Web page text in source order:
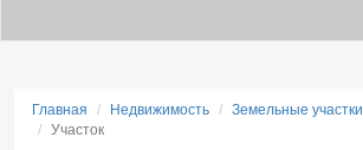
Главная Недвижимость Земельные участки
Участок